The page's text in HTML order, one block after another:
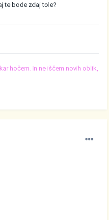
te bode zdaj tole?
hočem. In ne iščem novih oblik,